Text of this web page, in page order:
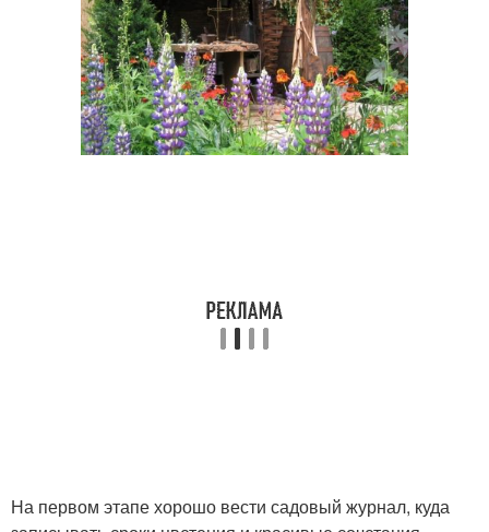
На первом этапе хорошо вести садовый журнал, куда